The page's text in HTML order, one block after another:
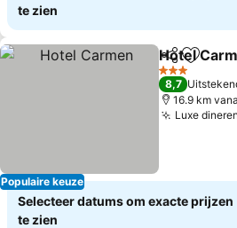
te zien
Populaire keuze
Delen
Hotel
3 Sterren
8,7
16.9 km
Luxe
Selecteer datums om exacte prijzen
te zien